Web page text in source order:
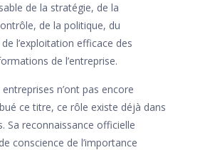
de la stratégie, de la
de la politique, du
l’exploitation efficace des
de l’entreprise.
n’ont pas encore
ce titre, ce rôle existe déjà dans
Sa reconnaissance officielle
conscience de l’importance